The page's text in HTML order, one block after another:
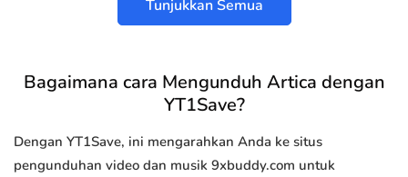
Tunjukkan Semua
Bagaimana cara Mengunduh Artica dengan
YT1Save?
Dengan YT1Save, ini mengarahkan Anda ke situs
pengunduhan video dan musik 9xbuddy.com untuk